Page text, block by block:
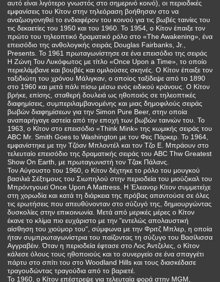
αυτό είναι λιγότερο γνωστός στο σημερινό κοινό), οι περιοδικές
εμφανίσεις του Κίτον στην τηλεόραση βοήθησαν στο να
αναζωογονηθεί το ενδιαφέρον του κοινού για τις βωβές ταινίες του
τις δεκαετίες του 1950 και του 1960. Το 1954, ο Κίτον έπαιξε τον
πρώτο του τηλεοπτικό δραματικό ρόλο στο «The Awakening», ένα
επεισόδιο της ανθολογικής σειράς Douglas Fairbanks, Jr.,
Presents. Το 1961 πρωταγωνίστησε σε ένα επεισόδιο της σειράς
Η Ζώνη Του Λυκόφωτος με τίτλο «Once Upon a Time», το οποίο
περιελάμβανε και βουβές και ομιλούσες σκηνές. Ο Κίτον έπαιξε τον
ταξιδιώτη του χρόνου Μάλιγκαν, ο οποίος ταξίδεψε από το 1890
στο 1960 και μετά πάλι πίσω μέσω ενός ειδικού κράνους. Ο Κίτον
βρήκε, επίσης, σταθερή δουλειά ως ηθοποιός σε τηλεοπτικές
διαφημίσεις, συμπεριλαμβανομένης και μιας δημοφιλούς σειράς
βωβών διαφημίσεων για την Simon Pure Beer, στην οποία
αναπαρήγαγε αστεία από την εποχή των βωβών ταινιών του. Το
1963, ο Κίτον στο επεισόδιο «Think Mink» της κωμικής σειράς του
ABC Mr. Smith Goes to Washington με τον Φες Πάρκερ. Το 1964,
εμφανίστηκε με την Τζόαν Μπλοντέλ και τον Τζο Ε. Μπράουν στο
τελευταίο επεισόδιο της δραματικής σειράς του ABC Thw Greatest
Show On Earth, με πρωταγωνιστή τον Τζακ Πάλανς.
Τον Αύγουστο του 1960, ο Κίτον δέχτηκε το ρόλο του μουγκού
βασιλιά Σέξτιμους του Σιωπηλού στην περιοδεία του μιούζικαλ του
Μπρόντγουεϊ Once Upon A Mattress. Η Έλεανορ Κίτον συμμετείχε
στη χορωδία και κατά τη διάρκεια της πρόβας απαντούσε σε όλες
τις ερωτήσεις που απευθύνονταν στο σύζυγό της, δημιουργώντας
δυσκολίες στην επικοινωνία. Μετά από μερικές μέρες ο Κίτον
έκανε το κλίμα πιο ευχάριστο με την "εντελώς απολαυστική
αίσθηση του χιούμορ του", σύμφωνα με την Φριτζ Μπλερ, η οποία
ήταν συμπρωταγωνίστρια του παίζοντας τη σύζυγο του Βασίλισσα
Αγγραβέιν. Όταν η περιοδεία έφτασε στο Λος Άντζελες, ο Κίτον
κάλεσε όλους τους ηθοποιούς και το συνεργείο σε ένα σπαγγέτι
πάρτυ στο σπίτι του στο Woodland Hills και τους διασκέδασε
τραγουδώντας τραγούδια από το βαριετέ.
Το 1960, ο Κίτον επέστρεψε για τελευταία φορά στην MGM,